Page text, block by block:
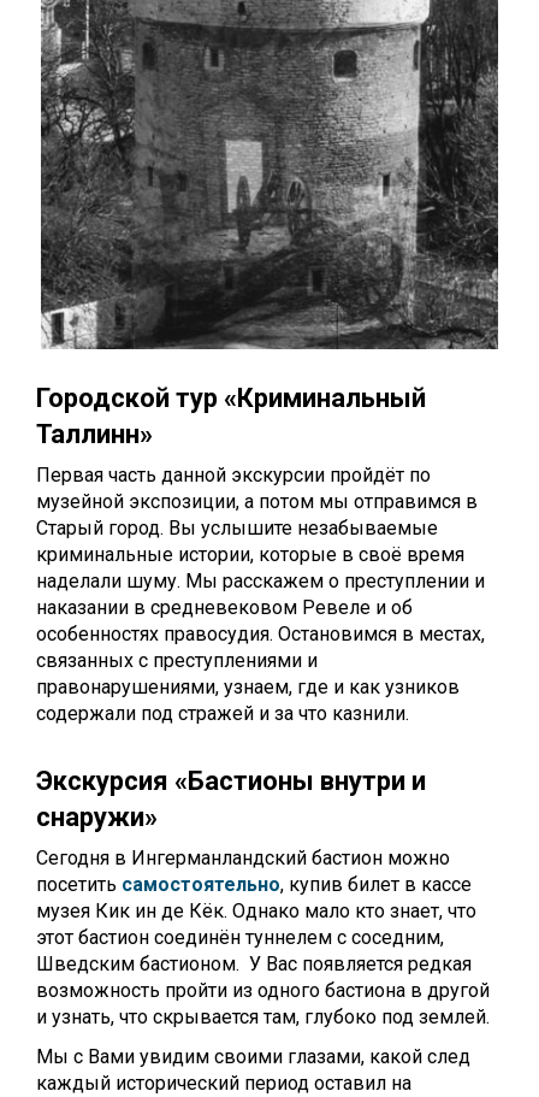
Городской тур «Криминальный
Таллинн»
Первая часть данной экскурсии пройдёт по
музейной экспозиции, а потом мы отправимся в
Старый город. Вы услышите незабываемые
криминальные истории, которые в своё время
наделали шуму. Мы расскажем о преступлении и
наказании в средневековом Ревеле и об
особенностях правосудия. Остановимся в местах,
связанных с преступлениями и
правонарушениями, узнаем, где и как узников
содержали под стражей и за что казнили.
Экскурсия «Бастионы внутри и
снаружи»
Сегодня в Ингерманландский бастион можно
посетить самостоятельно, купив билет в кассе
музея Кик ин де Кёк. Однако мало кто знает, что
этот бастион соединён туннелем с соседним,
Шведским бастионом. У Вас появляется редкая
возможность пройти из одного бастиона в другой
и узнать, что скрывается там, глубоко под землей.
Мы с Вами увидим своими глазами, какой след
каждый исторический период оставил на